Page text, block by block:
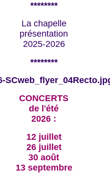
********
La chapelle
présentation
2025-2026
********
CONCERTS
de l'été
2026 :
12 juillet
26 juillet
30 août
13 septembre